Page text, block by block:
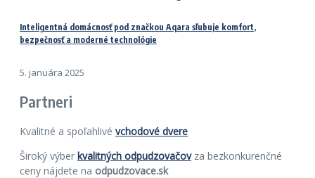
Inteligentná domácnosť pod značkou Aqara sľubuje komfort,
bezpečnosť a moderné technológie
5. januára 2025
Partneri
Kvalitné a spoľahlivé vchodové dvere
Široký výber kvalitných odpudzovačovza bezkonkurenčné
ceny nájdete na odpudzovace.sk